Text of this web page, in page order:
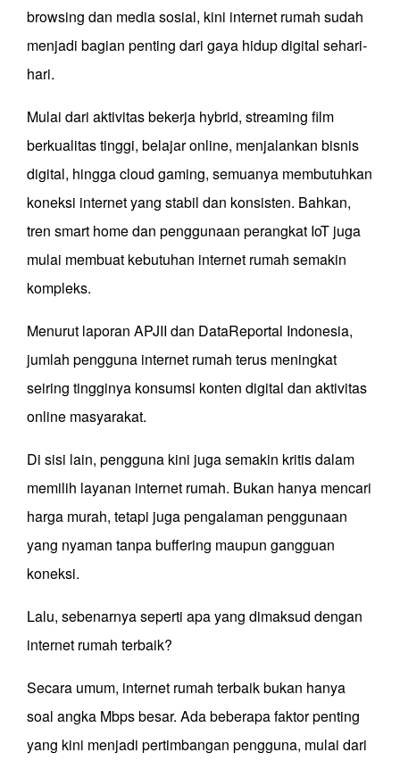
browsing dan media sosial, kini internet rumah sudah
menjadi bagian penting dari gaya hidup digital sehari-
hari.
Mulai dari aktivitas bekerja hybrid, streaming film
berkualitas tinggi, belajar online, menjalankan bisnis
digital, hingga cloud gaming, semuanya membutuhkan
koneksi internet yang stabil dan konsisten. Bahkan,
tren smart home dan penggunaan perangkat IoT juga
mulai membuat kebutuhan internet rumah semakin
kompleks.
Menurut laporan APJII dan DataReportal Indonesia,
jumlah pengguna internet rumah terus meningkat
seiring tingginya konsumsi konten digital dan aktivitas
online masyarakat.
Di sisi lain, pengguna kini juga semakin kritis dalam
memilih layanan internet rumah. Bukan hanya mencari
harga murah, tetapi juga pengalaman penggunaan
yang nyaman tanpa buffering maupun gangguan
koneksi.
Lalu, sebenarnya seperti apa yang dimaksud dengan
internet rumah terbaik?
Secara umum, internet rumah terbaik bukan hanya
soal angka Mbps besar. Ada beberapa faktor penting
yang kini menjadi pertimbangan pengguna, mulai dari